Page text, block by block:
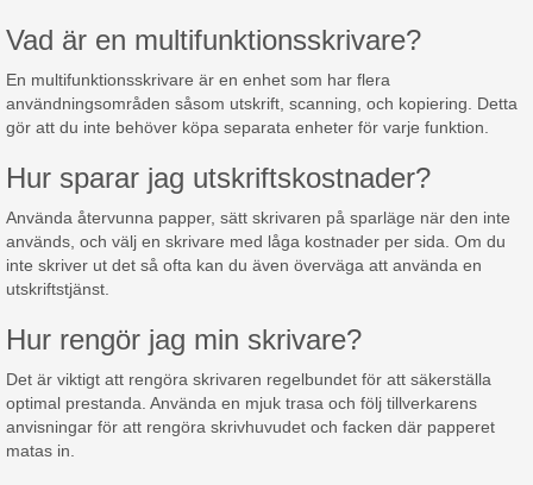
Vad är en multifunktionsskrivare?
En multifunktionsskrivare är en enhet som har flera
användningsområden såsom utskrift, scanning, och kopiering. Detta
gör att du inte behöver köpa separata enheter för varje funktion.
Hur sparar jag utskriftskostnader?
Använda återvunna papper, sätt skrivaren på sparläge när den inte
används, och välj en skrivare med låga kostnader per sida. Om du
inte skriver ut det så ofta kan du även överväga att använda en
utskriftstjänst.
Hur rengör jag min skrivare?
Det är viktigt att rengöra skrivaren regelbundet för att säkerställa
optimal prestanda. Använda en mjuk trasa och följ tillverkarens
anvisningar för att rengöra skrivhuvudet och facken där papperet
matas in.